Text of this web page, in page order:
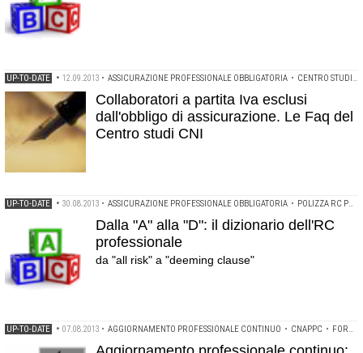
UP-TO-DATE • 12.09.2013 • ASSICURAZIONE PROFESSIONALE OBBLIGATORIA • CENTRO STUDI DEL CNI
Collaboratori a partita Iva esclusi
dall'obbligo di assicurazione. Le Faq del
Centro studi CNI
UP-TO-DATE • 30.08.2013 • ASSICURAZIONE PROFESSIONALE OBBLIGATORIA • POLIZZA RC PROFESSIONALE
Dalla "A" alla "D": il dizionario dell'RC
professionale
da "all risk" a "deeming clause"
UP-TO-DATE • 07.08.2013 • AGGIORNAMENTO PROFESSIONALE CONTINUO • CNAPPC • FORMAZIONE OBBLIGATORIA